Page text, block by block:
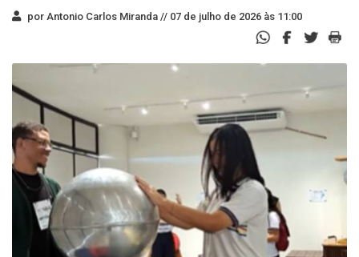
por Antonio Carlos Miranda // 07 de julho de 2026 às 11:00